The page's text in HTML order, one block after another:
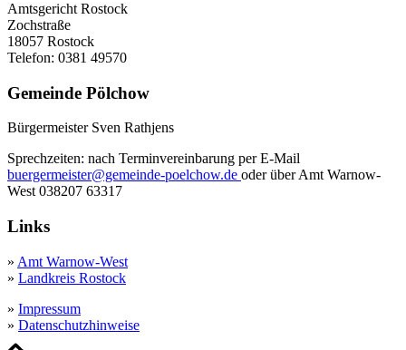
Amtsgericht Rostock
Zochstraße
18057 Rostock
Telefon: 0381 49570
Gemeinde Pölchow
Bürgermeister Sven Rathjens
Sprechzeiten: nach Terminvereinbarung per E-Mail
buergermeister@gemeinde-poelchow.de oder über Amt Warnow-
West 038207 63317
Links
» Amt Warnow-West
» Landkreis Rostock
» Impressum
» Datenschutzhinweise